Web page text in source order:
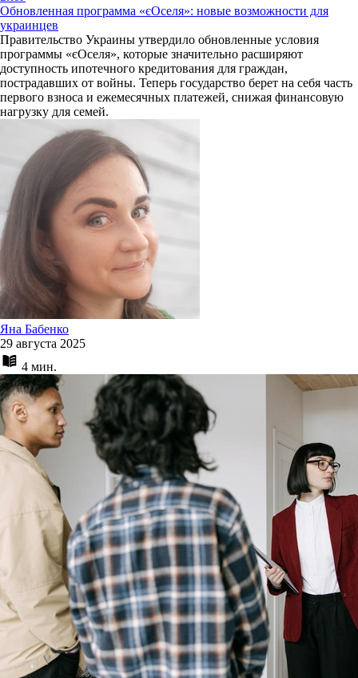
Обновленная программа «єОселя»: новые возможности для
украинцев
Правительство Украины утвердило обновленные условия
программы «єОселя», которые значительно расширяют
доступность ипотечного кредитования для граждан,
пострадавших от войны. Теперь государство берет на себя часть
первого взноса и ежемесячных платежей, снижая финансовую
нагрузку для семей.
Яна Бабенко
29 августа 2025
4 мин.